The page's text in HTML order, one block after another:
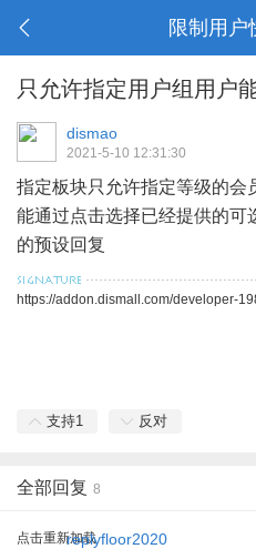
限制用户
只允许指定用户组用户
dismao
2021-5-10 12:31:30
指定板块只允许指定等级的会
能通过点击选择已经提供的可
的预设回复
https://addon.dismall.com/developer-
支持1 反对
全部回复 8
点击重新加载replyfloor2020